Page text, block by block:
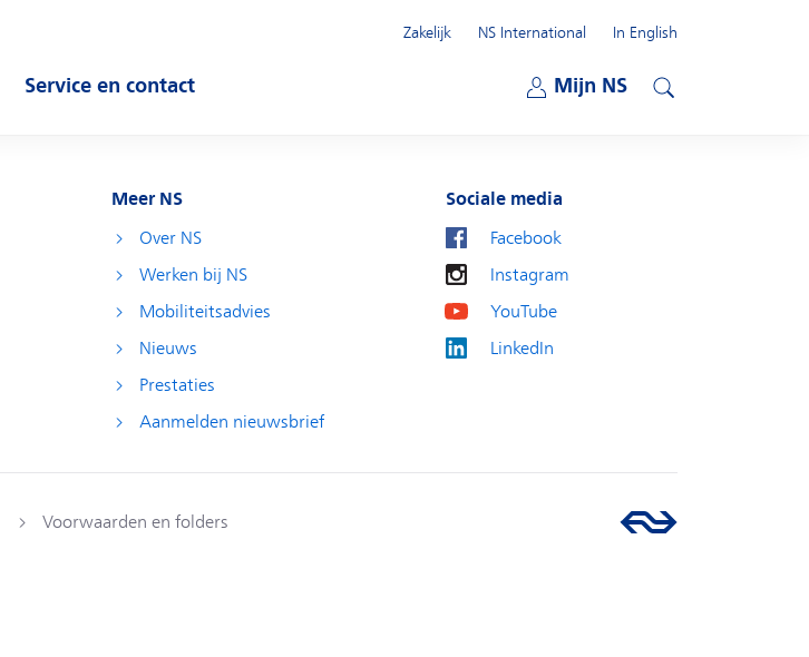
Service en contact
Mijn NS
Zakelijk
NS International
In English
Meer NS
Over NS
Werken bij NS
Mobiliteitsadvies
Nieuws
Prestaties
Aanmelden nieuwsbrief
Sociale media
Facebook
Instagram
YouTube
LinkedIn
Voorwaarden en folders